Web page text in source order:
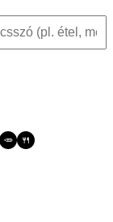
🥕 🍴